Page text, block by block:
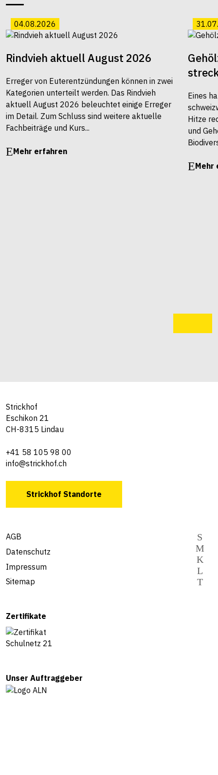
04.08.2026
Rindvieh aktuell August 2026
Erreger von Euterentzündungen können in zwei
Kategorien unterteilt werden. Das Rindvieh
aktuell August 2026 beleuchtet einige Erreger
im Detail. Zum Schluss sind weitere aktuelle
Fachbeiträge und Kurs...
Mehr erfahren
Eines
Hitze
und
Mehr
Strickhof
Eschikon 21
CH-8315 Lindau
+41 58 105 98 00
info@strickhof.ch
Strickhof Standorte
AGB
Datenschutz
Impressum
Sitemap
Zertifikate
Unser Auftraggeber